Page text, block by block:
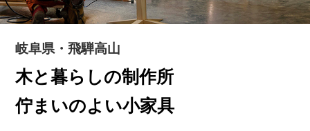
岐阜県・飛騨高山
木と暮らしの制作所
佇まいのよい小家具